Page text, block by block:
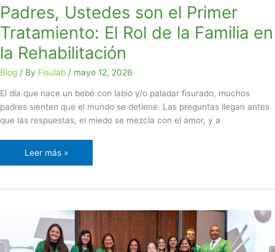
Padres, Ustedes son el Primer
Tratamiento: El Rol de la Familia en
la Rehabilitación
Blog / By Fisulab / mayo 12, 2026
El día que nace un bebé con labio y/o paladar fisurado, muchos
padres sienten que el mundo se detiene. Las preguntas llegan antes
que las respuestas, el miedo se mezcla con el amor, y a
la
Rehabilitación
Leer más »
vivimos
el